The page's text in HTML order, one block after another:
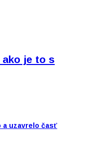
je to s
a uzavrelo časť